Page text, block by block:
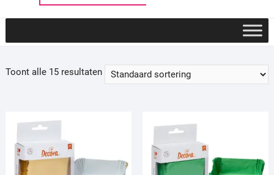
Toont alle 15 resultaten